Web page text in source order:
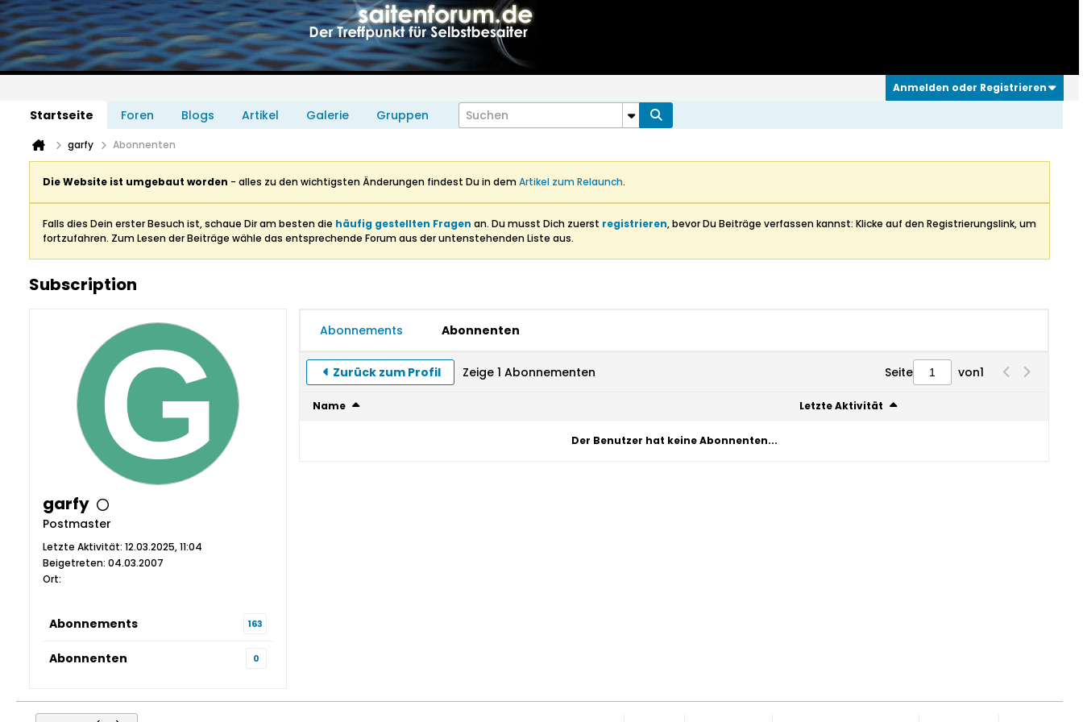
Anmelden oder Registrieren
Startseite Foren Blogs Artikel Galerie Gruppen
garfy Abonnenten
Die Website ist umgebaut worden - alles zu den wichtigsten Änderungen findest Du in demArtikel zum Relaunch.
Falls dies Dein erster Besuch ist, schaue Dir am besten die häufig gestellten Fragen an. Du musst Dich zuerst registrieren, bevor Du Beiträge verfassen kannst: Klicke auf den Registrierungslink, um
fortzufahren. Zum Lesen der Beiträge wähle das entsprechende Forum aus der untenstehenden Liste aus.
Subscription
garfy
Postmaster
Letzte Aktivität: 12.03.2025, 11:04
Beigetreten: 04.03.2007
Ort:
Abonnements 163
Abonnenten 0
Abonnements Abonnenten
Zurück zum Profil Zeige 1 Abonnementen Seite von1
Name Letzte Aktivität
Der Benutzer hat keine Abonnenten...